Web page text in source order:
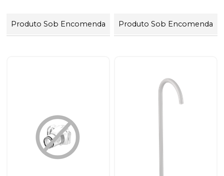
Produto Sob Encomenda Produto Sob Encomenda